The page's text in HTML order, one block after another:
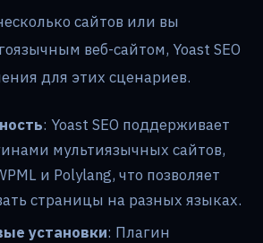
сайтов или вы
веб-сайтом, Yoast SEO
для этих сценариев.
: Yoast SEO поддерживает
мультиязычных сайтов,
и Polylang, что позволяет
страницы на разных языках.
установки: Плагин